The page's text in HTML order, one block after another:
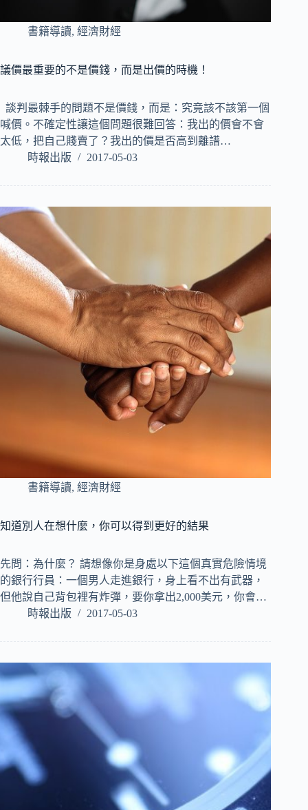
書籍導讀, 經濟財經
議價最重要的不是價錢，而是出價的時機！
談判最棘手的問題不是價錢，而是：究竟該不該第一個
喊價。不確定性讓這個問題很難回答：我出的價會不會
太低，把自己賤賣了？我出的價是否高到離譜…
時報出版
2017-05-03
書籍導讀, 經濟財經
知道別人在想什麼，你可以得到更好的結果
先問：為什麼？ 請想像你是身處以下這個真實危險情境
的銀行行員：一個男人走進銀行，身上看不出有武器，
但他說自己背包裡有炸彈，要你拿出2,000美元，你會…
時報出版
2017-05-03